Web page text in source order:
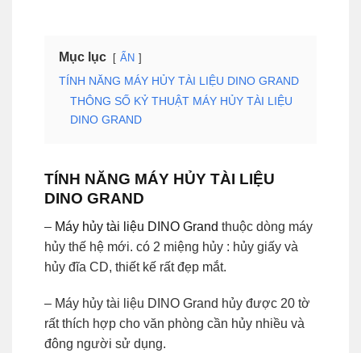
Mục lục ẨN
TÍNH NĂNG MÁY HỦY TÀI LIỆU DINO GRAND
THÔNG SỐ KỶ THUẬT MÁY HỦY TÀI LIỆU
DINO GRAND
TÍNH NĂNG MÁY HỦY TÀI LIỆU
DINO GRAND
– Máy hủy tài liệu DINO Grand thuộc dòng máy
hủy thế hệ mới. có 2 miệng hủy : hủy giấy và
hủy đĩa CD, thiết kế rất đẹp mắt.
– Máy hủy tài liệu DINO Grand hủy được 20 tờ
rất thích hợp cho văn phòng cần hủy nhiều và
đông người sử dụng.